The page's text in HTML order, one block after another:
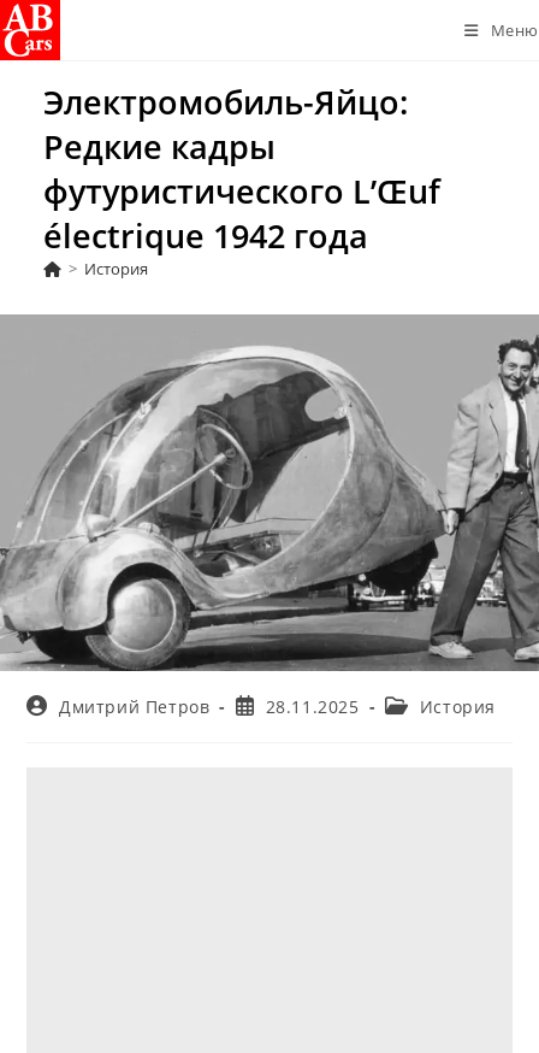
Перейти
к
Меню
Электромобиль-Яйцо:
Редкие кадры
футуристического L’Œuf
électrique 1942 года
> История
АвторДмитрий Петров
Запись28.11.2025
РубрикаИстория